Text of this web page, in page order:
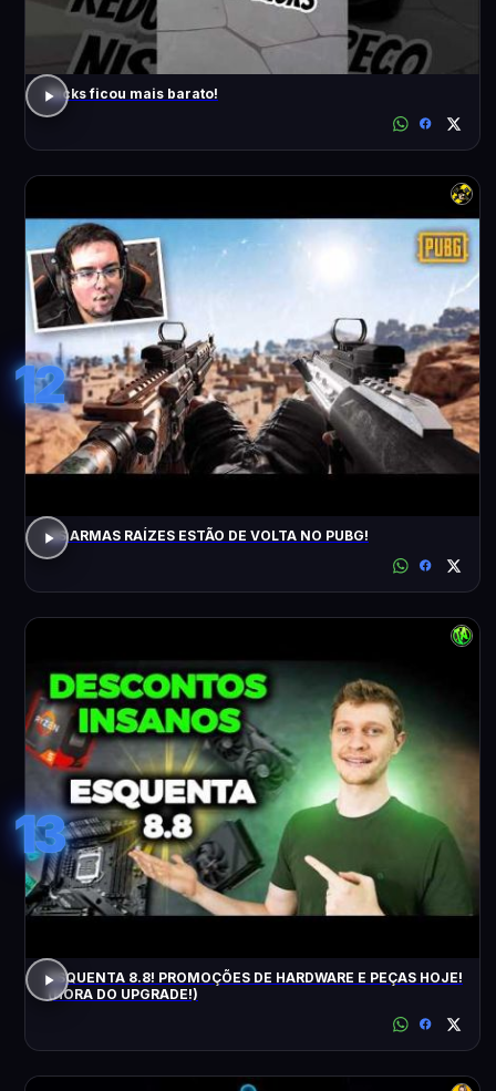
Kicks ficou mais barato!
12
AS ARMAS RAÍZES ESTÃO DE VOLTA NO PUBG!
13
ESQUENTA 8.8! PROMOÇÕES DE HARDWARE E PEÇAS HOJE!
(HORA DO UPGRADE!)